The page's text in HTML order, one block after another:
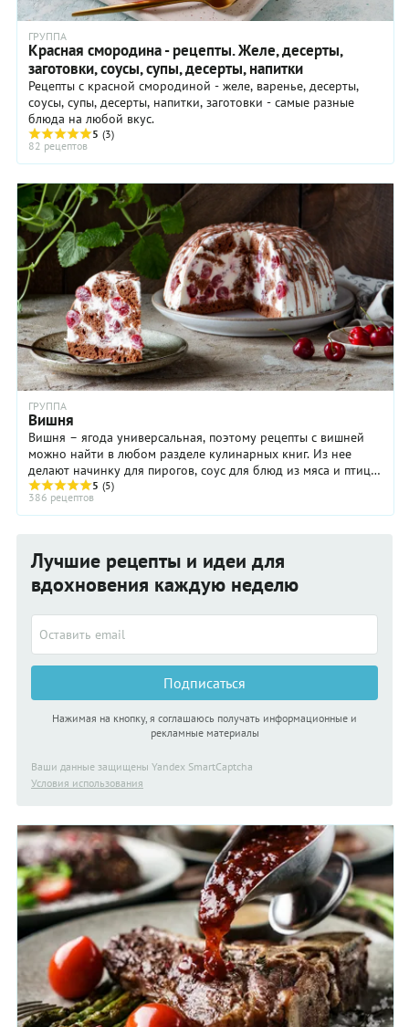
ГРУППА
Красная смородина - рецепты. Желе, десерты,
заготовки, соусы, супы, десерты, напитки
Рецепты с красной смородиной - желе, варенье, десерты,
соусы, супы, десерты, напитки, заготовки - самые разные
блюда на любой вкус.
5 (3)
82 рецептов
ГРУППА
Вишня
Вишня – ягода универсальная, поэтому рецепты с вишней
можно найти в любом разделе кулинарных книг. Из нее
делают начинку для пирогов, соус для блюд из мяса и птицы
(особенно из утки), компоты, кисели, ...
5 (5)
386 рецептов
Лучшие рецепты и идеи для
вдохновения каждую неделю
Подписаться
Нажимая на кнопку, я соглашаюсь получать информационные и
рекламные материалы
Ваши данные защищены Yandex SmartCaptcha
Условия использования